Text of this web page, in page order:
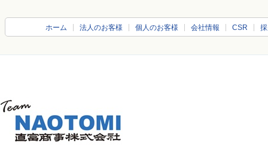
ホーム 法人のお客様 個人のお客様 会社情報 CSR